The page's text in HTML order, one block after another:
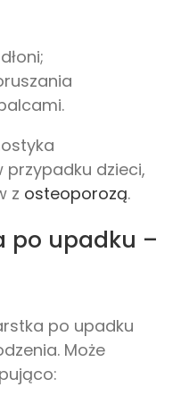
dzieci,
z osteoporozą.
po upadku –
po upadku
Może